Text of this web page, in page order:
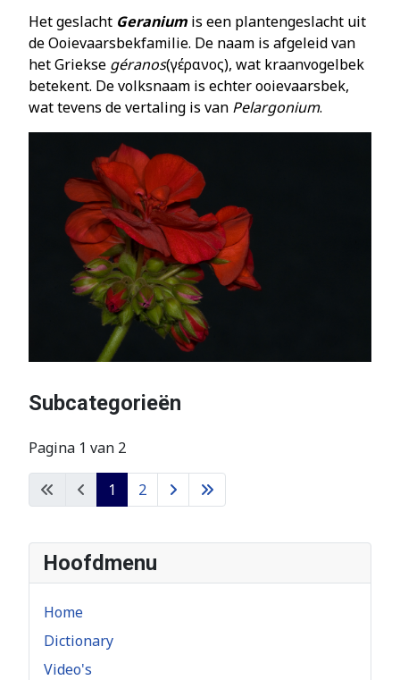
Het geslacht Geranium is een plantengeslacht uit
de Ooievaarsbekfamilie. De naam is afgeleid van
het Griekse géranos(γέρανος), wat kraanvogelbek
betekent. De volksnaam is echter ooievaarsbek,
wat tevens de vertaling is van Pelargonium.
Subcategorieën
Pagina 1 van 2
1 2
Hoofdmenu
Home
Dictionary
Video's